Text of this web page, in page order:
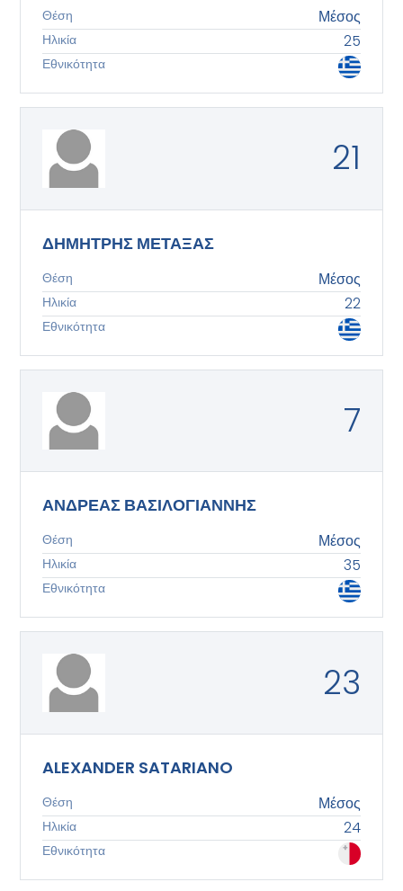
Θέση Μέσος
Ηλικία 25
Εθνικότητα
21
ΔΗΜΗΤΡΗΣ ΜΕΤΑΞΑΣ
Θέση Μέσος
Ηλικία 22
Εθνικότητα
7
ΑΝΔΡΕΑΣ ΒΑΣΙΛΟΓΙΑΝΝΗΣ
Θέση Μέσος
Ηλικία 35
Εθνικότητα
23
ALEXANDER SATARIANO
Θέση Μέσος
Ηλικία 24
Εθνικότητα